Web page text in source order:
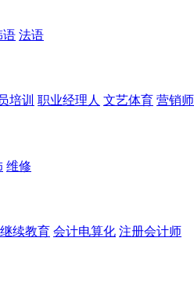
语 法语
培训 职业经理人 文艺体育 营销
维修
续教育 会计电算化 注册会计师